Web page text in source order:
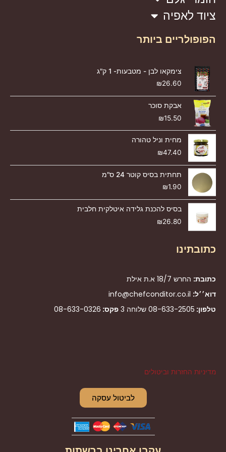
ציוד לאפיה
הפופולריים ביותר
צימקאו לבן - מטבעות- 1 ק"ג
₪26.60
אבקת סוכר
₪15.50
מחית וניל טהורה
₪47.40
תחתית בסיס קוטר 24 ס"מ
₪1.90
בסיס להכנת גלידה איטלקית חלבית
₪26.80
כתובתינו
כתובת: החרש 18/7 א.ת אילת
דוא׳׳ל: info@chefconditor.co.il
טלפון: 08-633-2505 שלוחה 3 פקס: 08-633-0326
מדיניות החזרות וביטולים
לביטול עסקה